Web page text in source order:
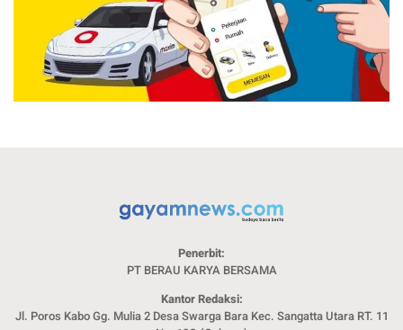
Penerbit:
PT BERAU KARYA BERSAMA
Kantor Redaksi:
Jl. Poros Kabo Gg. Mulia 2 Desa Swarga Bara Kec. Sangatta Utara RT. 11